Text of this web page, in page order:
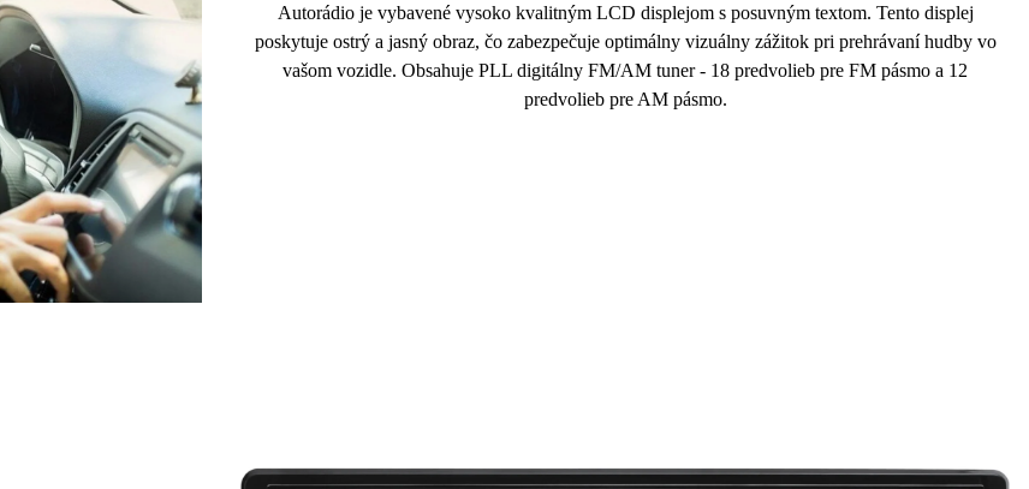
Autorádio je vybavené vysoko kvalitným LCD displejom s posuvným textom. Tento displej
poskytuje ostrý a jasný obraz, čo zabezpečuje optimálny vizuálny zážitok pri prehrávaní hudby vo
vašom vozidle. Obsahuje PLL digitálny FM/AM tuner- 18 predvolieb pre FM pásmo a 12
predvolieb pre AM pásmo.